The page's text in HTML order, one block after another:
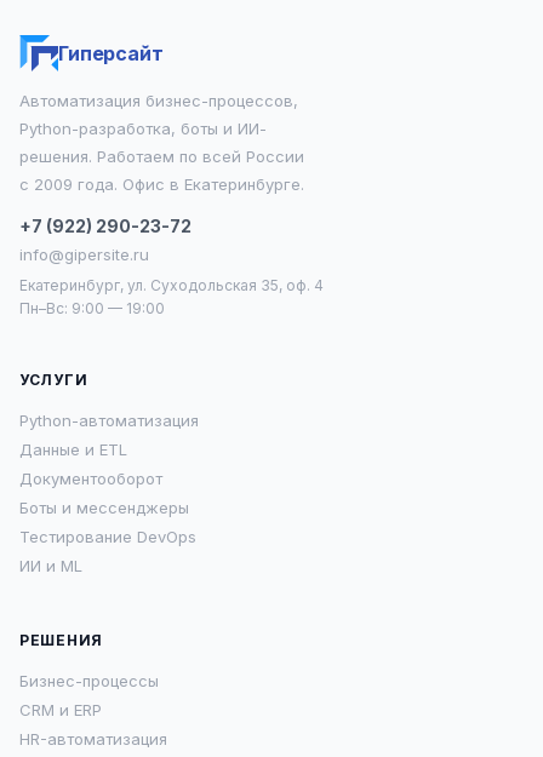
Гиперсайт
Автоматизация бизнес-процессов,
Python-разработка, боты и ИИ-
решения. Работаем по всей России
с 2009 года. Офис в Екатеринбурге.
+7 (922) 290-23-72
info@gipersite.ru
Екатеринбург, ул. Суходольская 35, оф. 4
Пн–Вс: 9:00 — 19:00
УСЛУГИ
Python-автоматизация
Данные и ETL
Документооборот
Боты и мессенджеры
Тестирование DevOps
ИИ и ML
РЕШЕНИЯ
Бизнес-процессы
CRM и ERP
HR-автоматизация